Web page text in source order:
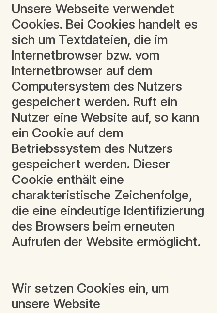
Unsere Webseite verwendet
Cookies. Bei Cookies handelt es
sich um Textdateien, die im
Internetbrowser bzw. vom
Internetbrowser auf dem
Computersystem des Nutzers
gespeichert werden. Ruft ein
Nutzer eine Website auf, so kann
ein Cookie auf dem
Betriebssystem des Nutzers
gespeichert werden. Dieser
Cookie enthält eine
charakteristische Zeichenfolge,
die eine eindeutige Identifizierung
des Browsers beim erneuten
Aufrufen der Website ermöglicht.
Wir setzen Cookies ein, um
unsere Website